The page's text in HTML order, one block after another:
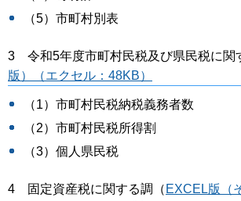
（5）市町村別表
3 令和5年度市町村民税及び県民税に関
版）（エクセル：48KB）
（1）市町村民税納税義務者数
（2）市町村民税所得割
（3）個人県民税
4 固定資産税に関する調（ EXCEL版（